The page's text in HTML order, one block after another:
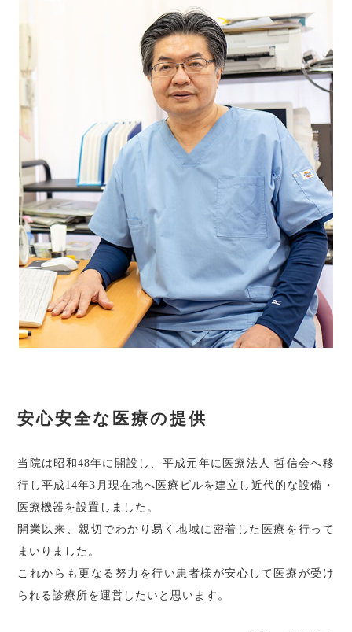
安心安全な医療の提供
当院は昭和48年に開設し、平成元年に医療法人 哲信会へ移
行し平成14年3月現在地へ医療ビルを建立し近代的な設備・
医療機器を設置しました。
開業以来、親切でわかり易く地域に密着した医療を行って
まいりました。
これからも更なる努力を行い患者様が安心して医療が受け
られる診療所を運営したいと思います。